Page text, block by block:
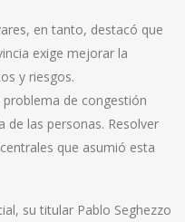
en tanto, destacó que
exige mejorar la
y riesgos.
de congestión
de las personas. Resolver
que asumió esta
su titular Pablo Seghezzo